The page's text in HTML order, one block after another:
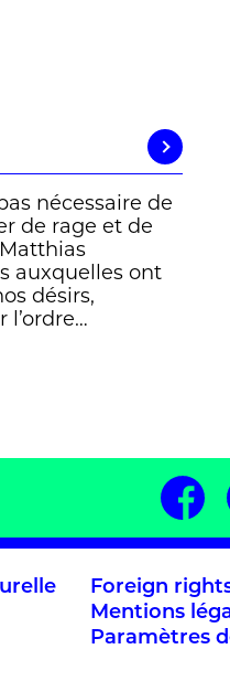
nécessaire de
de rage et de
auxquelles ont
désirs,
l’ordre…
Foreign
Mentions
Paramètres